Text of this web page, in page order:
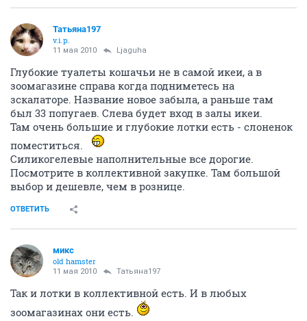
Татьяна197
v.i.p.
11 мая 2010 Ljaguha
Глубокие туалеты кошачьи не в самой икеи, а в
зоомагазине справа когда подниметесь на
зскалаторе. Название новое забыла, а раньше там
был 33 попугаев. Слева будет вход в залы икеи.
Там очень большие и глубокие лотки есть - слоненок
поместиться.
Силикогелевые наполнительные все дорогие.
Посмотрите в коллективной закупке. Там большой
выбор и дешевле, чем в рознице.
ОТВЕТИТЬ
микс
old hamster
11 мая 2010 Татьяна197
Так и лотки в коллективной есть. И в любых
зоомагазинах они есть.